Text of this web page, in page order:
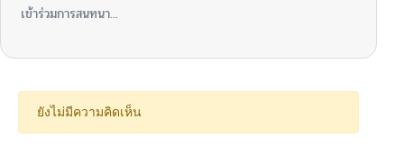
เข้าร่วมการสนทนา...
ยังไม่มีความคิดเห็น